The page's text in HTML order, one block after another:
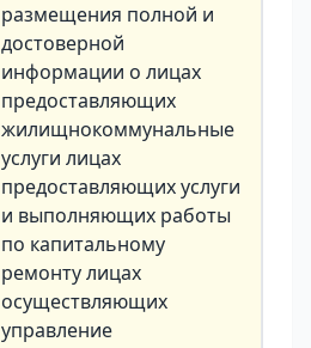
размещения полной и
достоверной
информации о лицах
предоставляющих
жилищнокоммунальные
услуги лицах
предоставляющих услуги
и выполняющих работы
по капитальному
ремонту лицах
осуществляющих
управление